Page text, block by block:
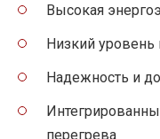
Высокая
Низкий уровень
Надежность и
перегрева